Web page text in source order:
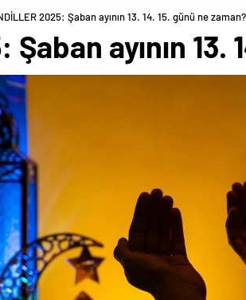
2025: Şaban ayının 13. 14. 15. günü ne zaman?
ayının 13.